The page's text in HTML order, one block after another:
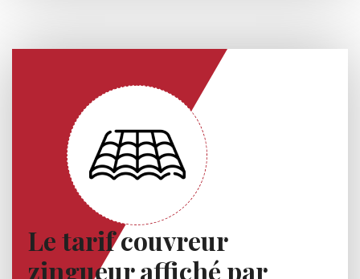
Le tarif couvreur
zingueur affiché par